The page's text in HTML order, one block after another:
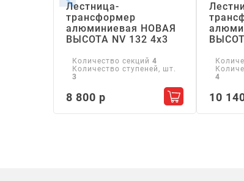
Лестница-
трансформер
алюминиевая НОВАЯ
ВЫСОТА NV 132 4х3
Количество секций 4
Количество ступеней, шт.
3
8 800 р Добавить в
4
10